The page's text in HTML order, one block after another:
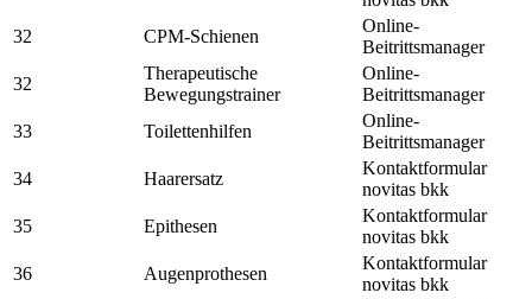
32
CPM-Schienen
Online-
Beitrittsmanager
32
Therapeutische
Bewegungstrainer
Online-
Beitrittsmanager
33
Toilettenhilfen
Online-
Beitrittsmanager
34
Haarersatz
Kontaktformular
novitas bkk
35
Epithesen
Kontaktformular
novitas bkk
36
Augenprothesen
Kontaktformular
novitas bkk